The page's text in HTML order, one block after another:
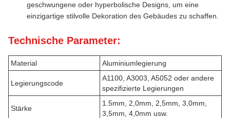
geschwungene oder hyperbolische Designs, um eine
einzigartige stilvolle Dekoration des Gebäudes zu schaffen.
Technische Parameter:
Material Aluminiumlegierung
Legierungscode
A1100, A3003, A5052 oder andere
spezifizierte Legierungen
Stärke
1.5mm, 2,0mm, 2,5mm, 3,0mm,
3,5mm, 4,0mm usw.